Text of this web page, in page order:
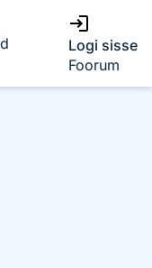
Logi sisse
Foorum